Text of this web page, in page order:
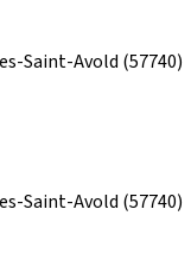
Saint-Avold (57740)
Saint-Avold (57740)